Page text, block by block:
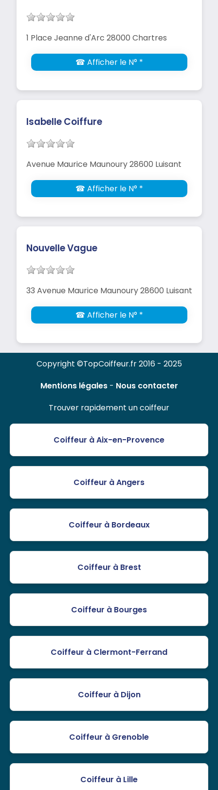
1 Place Jeanne d'Arc 28000 Chartres
☎ Afficher le N° *
Isabelle Coiffure
Avenue Maurice Maunoury 28600 Luisant
☎ Afficher le N° *
Nouvelle Vague
33 Avenue Maurice Maunoury 28600 Luisant
☎ Afficher le N° *
Copyright ©TopCoiffeur.fr 2016 - 2025
Mentions légales- Nous contacter
Trouver rapidement un coiffeur
Coiffeur à Aix-en-Provence
Coiffeur à Angers
Coiffeur à Bordeaux
Coiffeur à Brest
Coiffeur à Bourges
Coiffeur à Clermont-Ferrand
Coiffeur à Dijon
Coiffeur à Grenoble
Coiffeur à Lille